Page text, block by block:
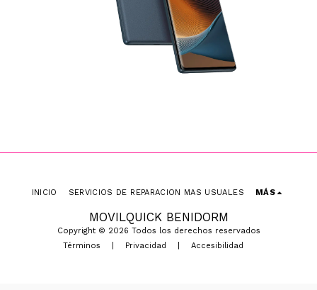
MOVILQUICK BENIDORM
Copyright © 2026 Todos los derechos reservados
Términos
Privacidad Accesibilidad
INICIO SERVICIOS DE REPARACION MAS USUALES MÁS